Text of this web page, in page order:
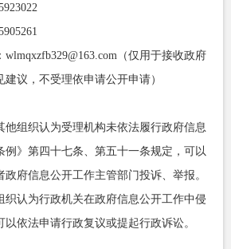
（仅用于接收政府
议，不受理依申请公开申请）
他组织认为受理机构未依法履行政府信息
例》第四十七条、第五十一条规定，可以
府信息公开工作主管部门投诉、举报。
织认为行政机关在政府信息公开工作中侵
依法申请行政复议或提起行政诉讼。